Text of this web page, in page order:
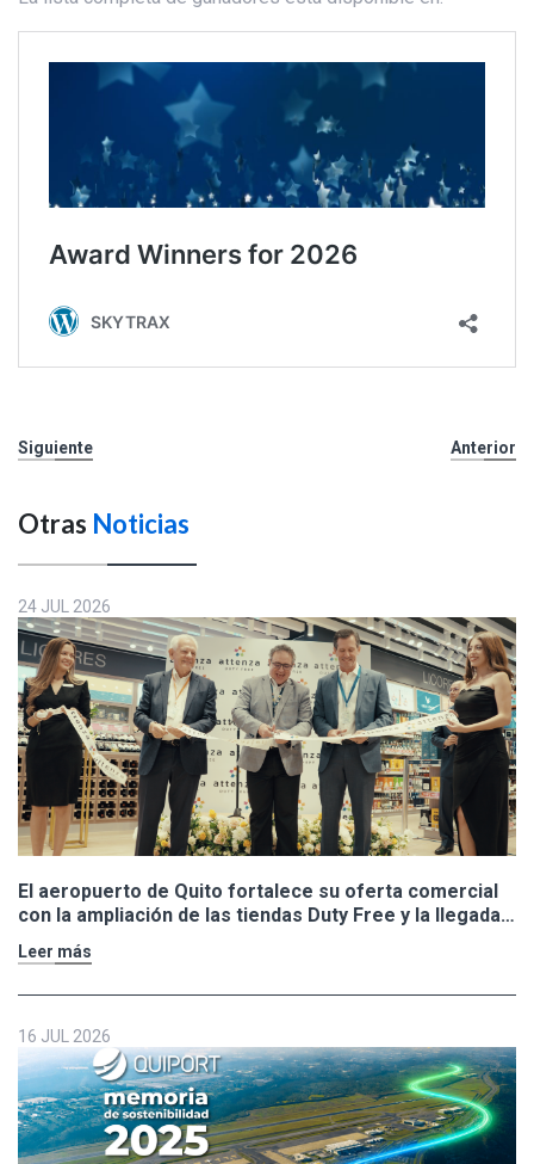
Siguiente Anterior
Otras Noticias
24 JUL 2026
El aeropuerto de Quito fortalece su oferta comercial
con la ampliación de las tiendas Duty Free y la llegada
Leer más
16 JUL 2026